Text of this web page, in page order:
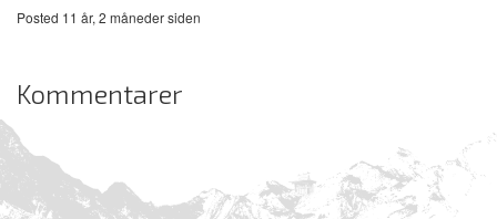
Posted 11 år, 2 måneder siden
Kommentarer